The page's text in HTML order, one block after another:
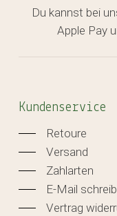
Du kannst bei
Apple Pay
Kundenservice
Retoure
Versand
Zahlarten
E-Mail
Vertrag